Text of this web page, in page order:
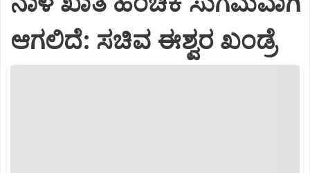
ಆಗಲಿದೆ: ಸಚಿವ ಈಶ್ವರ ಖಂಡ್ರೆ